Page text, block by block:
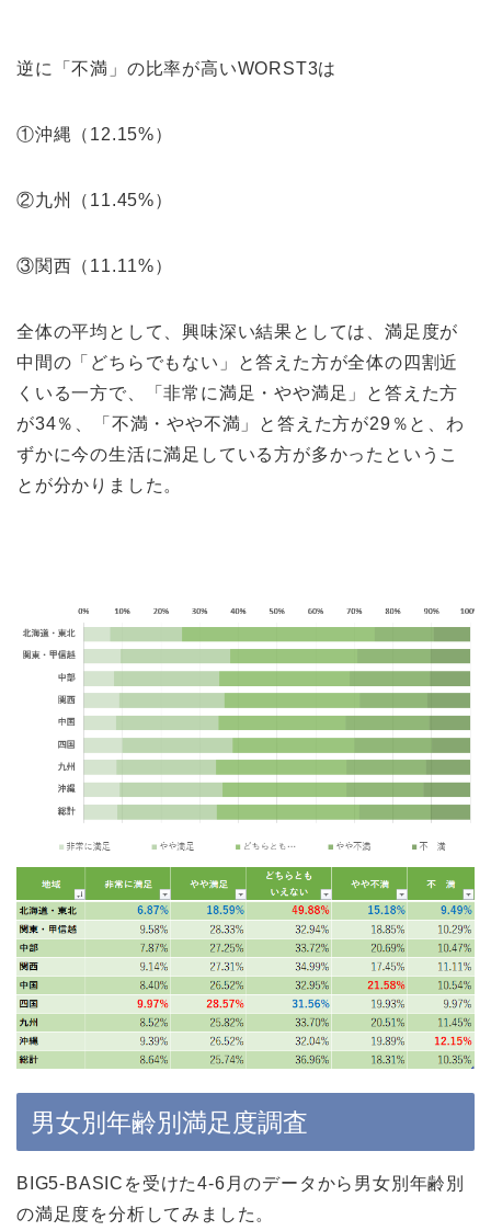
逆に「不満」の比率が高いWORST3は
①沖縄（12.15%）
②九州（11.45%）
③関西（11.11%）
全体の平均として、興味深い結果としては、満足度が
中間の「どちらでもない」と答えた方が全体の四割近
くいる一方で、「非常に満足・やや満足」と答えた方
が34％、「不満・やや不満」と答えた方が29％と、わ
ずかに今の生活に満足している方が多かったというこ
とが分かりました。
男女別年齢別満足度調査
BIG5-BASICを受けた4-6月のデータから男女別年齢別
の満足度を分析してみました。